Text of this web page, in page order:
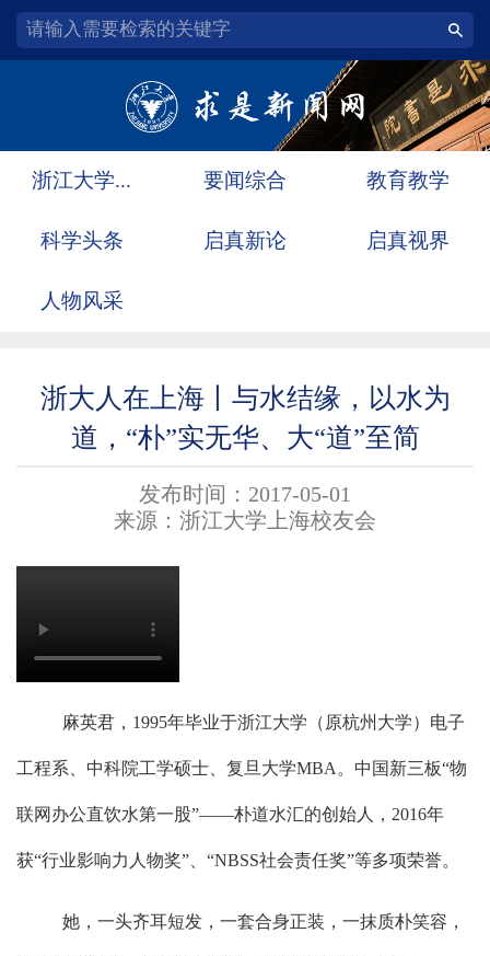
浙江大学... 要闻综合 教育教学
科学头条 启真新论 启真视界
人物风采
浙大人在上海丨与水结缘，以水为
道，“朴”实无华、大“道”至简
发布时间：2017-05-01
来源：浙江大学上海校友会
麻英君， 1995年毕业于浙江大学（原杭州大学）电子
工程系、中科院工学硕士、复旦大学MBA。中国新三板“物
联网办公直饮水第一股”——朴道水汇的创始人，2016年
获“行业影响力人物奖”、“NBSS社会责任奖”等多项荣誉。
她，一头齐耳短发，一套合身正装，一抹质朴笑容，